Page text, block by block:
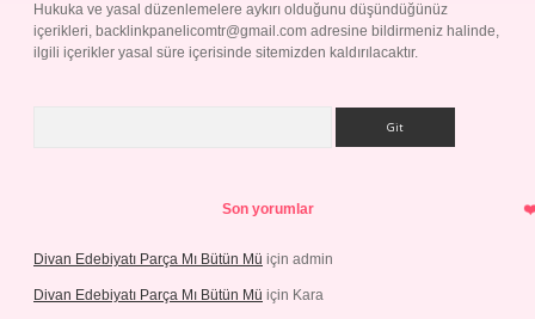
Hukuka ve yasal düzenlemelere aykırı olduğunu düşündüğünüz
içerikleri, backlinkpanelicomtr@gmail.com adresine bildirmeniz halinde,
ilgili içerikler yasal süre içerisinde sitemizden kaldırılacaktır.
Son yorumlar
Divan Edebiyatı Parça Mı Bütün Mü için admin
Divan Edebiyatı Parça Mı Bütün Mü için Kara